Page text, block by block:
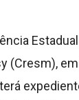
(Cresm),